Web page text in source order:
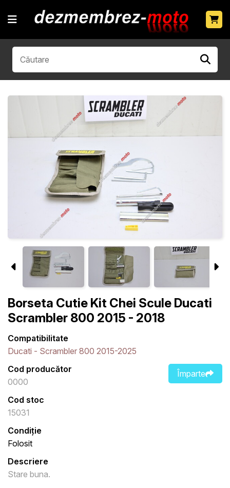
Borseta Cutie Kit Chei Scule Ducati
Scrambler 800 2015 - 2018
Compatibilitate
Ducati - Scrambler 800 2015-2025
Împarte
Cod producător
0000
Cod stoc
15031
Condiție
Folosit
Descriere
Stare buna.